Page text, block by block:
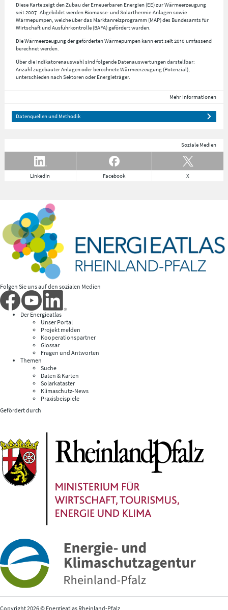
Diese Karte zeigt den Zubau der Erneuerbaren Energien (EE) zur Wärmeerzeugung
seit 2007. Abgebildet werden Biomasse- und Solarthermie-Anlagen sowie
Wärmepumpen, welche über das Marktanreizprogramm (MAP) des Bundesamts für
Wirtschaft und Ausfuhrkontrolle (BAFA) gefördert wurden.
Die Wärmeerzeugung der geförderten Wärmepumpen kann erst seit 2010 umfassend
berechnet werden.
Über die Indikatorenauswahl sind folgende Datenauswertungen darstellbar:
Anzahl zugebauter Anlagen oder berechnete Wärmeerzeugung (Potenzial),
unterschieden nach Sektoren oder Energieträger.
Mehr Informationen
Datenquellen und Methodik
Soziale Medien
LinkedIn Facebook X
Folgen Sie uns auf den sozialen Medien
Der Energieatlas
Unser Portal
Projekt melden
Kooperationspartner
Glossar
Fragen und Antworten
Themen
Suche
Daten & Karten
Solarkataster
Klimaschutz-News
Praxisbeispiele
Gefördert durch
Copyright 2026 © Energieatlas Rheinland-Pfalz